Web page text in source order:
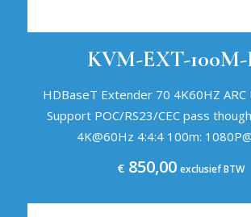
KVM-EXT-
HDBaseT Extender 70 4K60HZ ARC
Support POC/RS23/CEC pass
4K@60Hz 4:4:4 100m:
€850,00 exclusief BTW